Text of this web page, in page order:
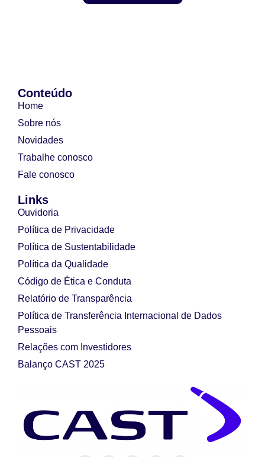
Conteúdo
Home
Sobre nós
Novidades
Trabalhe conosco
Fale conosco
Links
Ouvidoria
Política de Privacidade
Política de Sustentabilidade
Política da Qualidade
Código de Ética e Conduta
Relatório de Transparência
Política de Transferência Internacional de Dados
Pessoais
Relações com Investidores
Balanço CAST 2025